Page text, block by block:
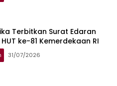
Terbitkan Surat Edaran
ke-81 Kemerdekaan RI
31/07/2026